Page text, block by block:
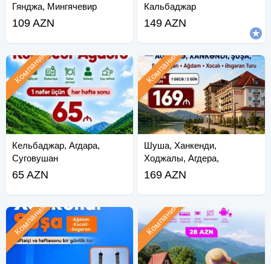
Гянджа, Мингячевир
109 AZN
Кальбаджар
149 AZN
Кельбаджар, Агдара,
Суговушан
Компания
65 AZN
Шуша, Ханкенди,
Ходжалы, Агдера,
Кельбаджар
Компания
169 AZN
Компания Компания